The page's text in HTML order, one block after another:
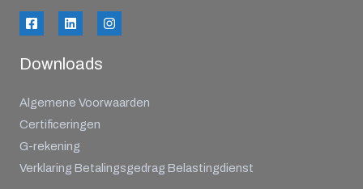
Downloads
Algemene Voorwaarden
Certificeringen
G-rekening
Verklaring Betalingsgedrag Belastingdienst